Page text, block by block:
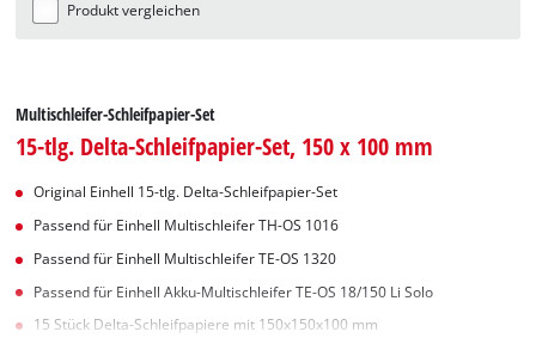
Produkt vergleichen
Multischleifer-Schleifpapier-Set
15-tlg. Delta-Schleifpapier-Set, 150 x 100 mm
Original Einhell 15-tlg. Delta-Schleifpapier-Set
Passend für Einhell Multischleifer TH-OS 1016
Passend für Einhell Multischleifer TE-OS 1320
Passend für Einhell Akku-Multischleifer TE-OS 18/150 Li Solo
15 Stück Delta-Schleifpapiere mit 150x150x100 mm